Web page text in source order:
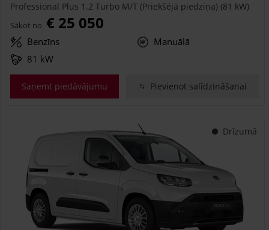
Professional Plus 1.2 Turbo M/T (Priekšējā piedziņa) (81 kW)
Sākot no € 25 050
Benzīns
Manuālā
81 kW
Saņemt piedāvājumu Pievienot salīdzināšanai
Drīzumā